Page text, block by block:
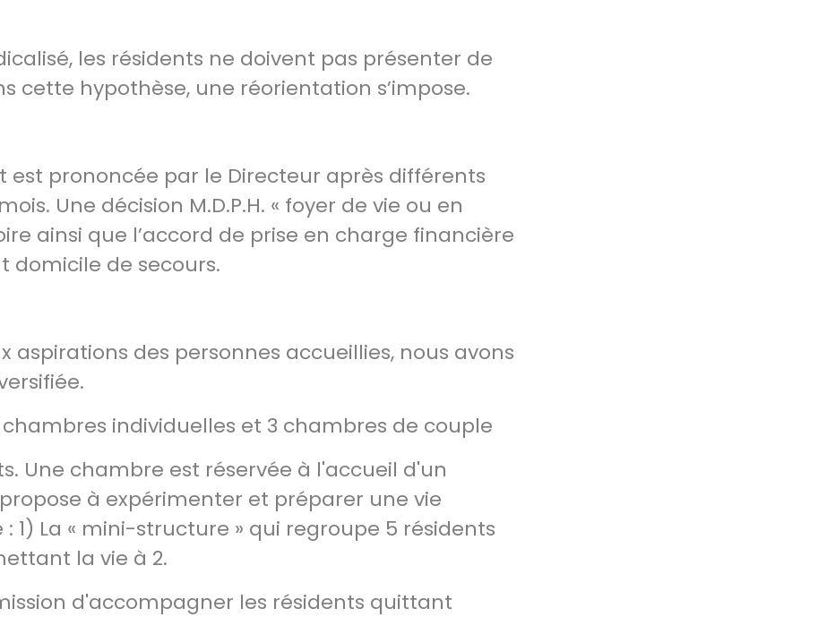
les résidents ne doivent pas présenter de
cette hypothèse, une réorientation s’impose.
est prononcée par le Directeur après différents
Une décision M.D.P.H. « foyer de vie ou en
ainsi que l’accord de prise en charge financière
domicile de secours.
aspirations des personnes accueillies, nous avons
chambres individuelles et 3 chambres de couple
Une chambre est réservée à l'accueil d'un
à expérimenter et préparer une vie
1) La « mini-structure » qui regroupe 5 résidents
la vie à 2.
d'accompagner les résidents quittant